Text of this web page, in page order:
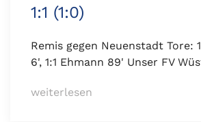
1:1 (1:0)
Remis gegen Neuenstadt Tore:
6', 1:1 Ehmann 89' Unser FV
weiterlesen